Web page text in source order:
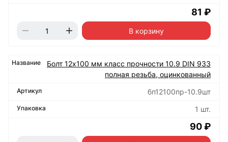
81 ₽
В корзину
Болт 12х100 мм класс прочности 10.9 DIN 933
полная резьба, оцинкованный
бп12100пр-10.9шт
1 шт.
90 ₽